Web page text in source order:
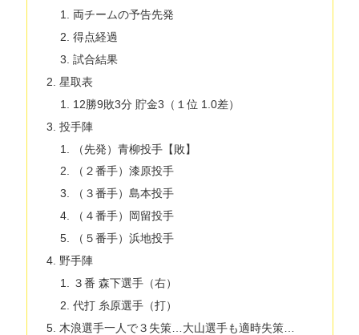
両チームの予告先発
得点経過
試合結果
星取表
12勝9敗3分 貯金3（１位 1.0差）
投手陣
（先発）青柳投手【敗】
（２番手）漆原投手
（３番手）島本投手
（４番手）岡留投手
（５番手）浜地投手
野手陣
３番 森下選手（右）
代打 糸原選手（打）
木浪選手一人で３失策…大山選手も適時失策…